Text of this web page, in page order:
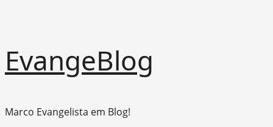
to
content
EvangeBlog
Marco Evangelista em Blog!